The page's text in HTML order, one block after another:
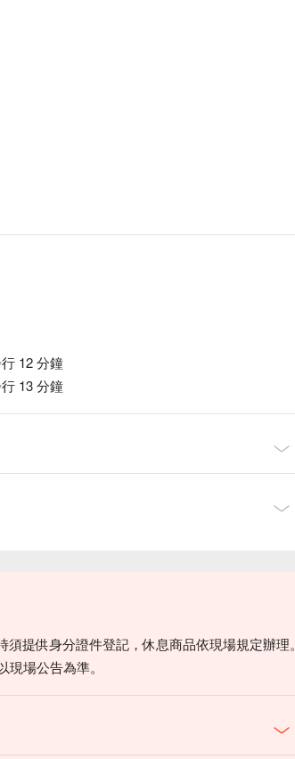
12 分鐘
13 分鐘
提供身分證件登記，休息商品依現場規定辦理。
場公告為準。